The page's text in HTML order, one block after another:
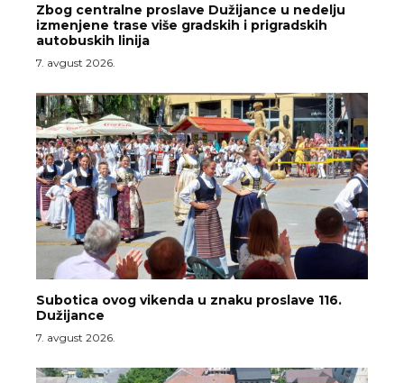
Zbog centralne proslave Dužijance u nedelju
izmenjene trase više gradskih i prigradskih
autobuskih linija
7. avgust 2026.
Subotica ovog vikenda u znaku proslave 116.
Dužijance
7. avgust 2026.